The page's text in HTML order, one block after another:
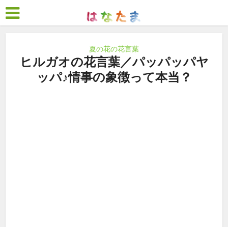
夏の花の花言葉
ヒルガオの花言葉／パッパッパヤ
ッパ♪情事の象徴って本当？